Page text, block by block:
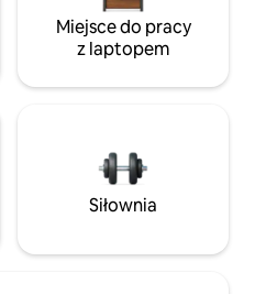
Miejsce do pracy
z laptopem
Siłownia